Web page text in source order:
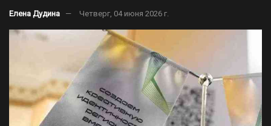
Елена Дудина Четверг, 04 июня 2026 г.